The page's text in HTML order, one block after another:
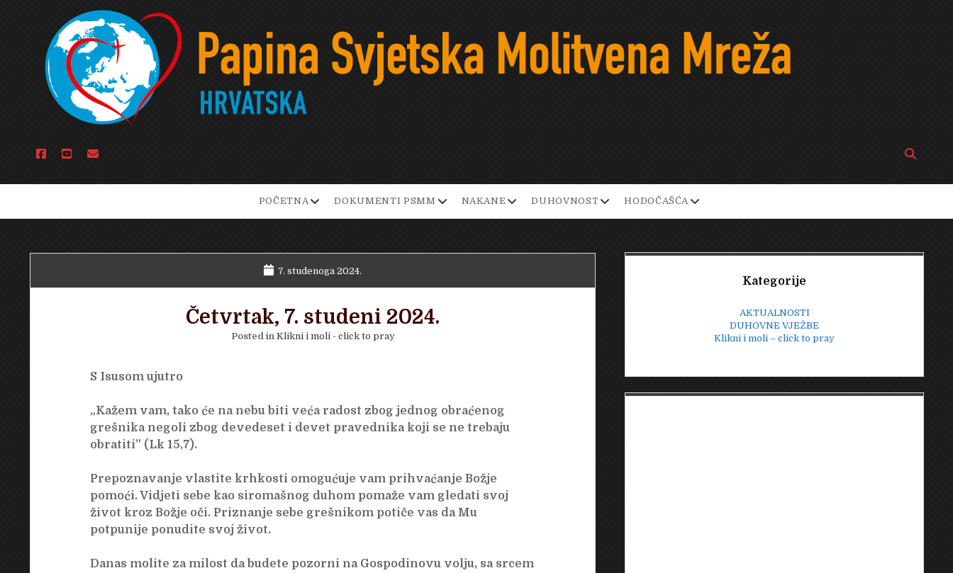
facebook
youtubeemail
Open
bar
POČETNAopen
menu
DOKUMENTI PSMM open
menu
NAKANE open
menu
DUHOVNOST open
menu
HODOČAŠĆA open
menu
7. studenoga 2024.
Četvrtak, 7. studeni 2024.
Posted in Klikni i moli - click to pray
S Isusom ujutro
„Kažem vam, tako će na nebu biti veća radost zbog jednog obraćenog
grešnika negoli zbog devedeset i devet pravednika koji se ne trebaju
obratiti” (Lk 15,7).
Prepoznavanje vlastite krhkosti omogućuje vam prihvaćanje Božje
pomoći. Vidjeti sebe kao siromašnog duhom pomaže vam gledati svoj
život kroz Božje oči. Priznanje sebe grešnikom potiče vas da Mu
potpunije ponudite svoj život.
Danas molite za milost da budete pozorni na Gospodinovu volju, sa srcem
Sidebar
Kategorije
AKTUALNOSTI
DUHOVNE VJEŽBE
Klikni i moli – click to pray